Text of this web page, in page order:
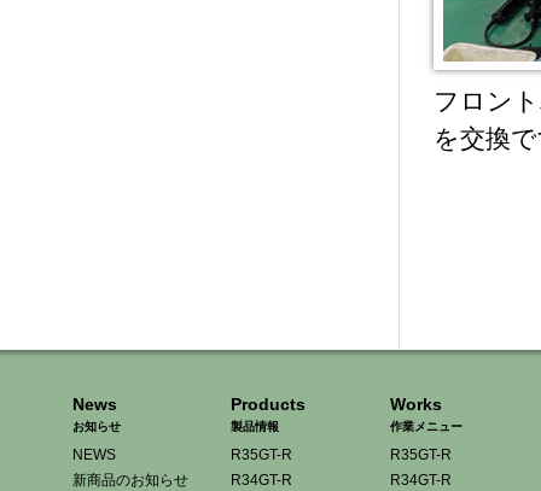
フロン
を交換
News
お知らせ
NEWS
新商品のお知らせ
Products
製品情報
R35GT-R
R34GT-R
Works
作業メニュー
R35GT-R
R34GT-R